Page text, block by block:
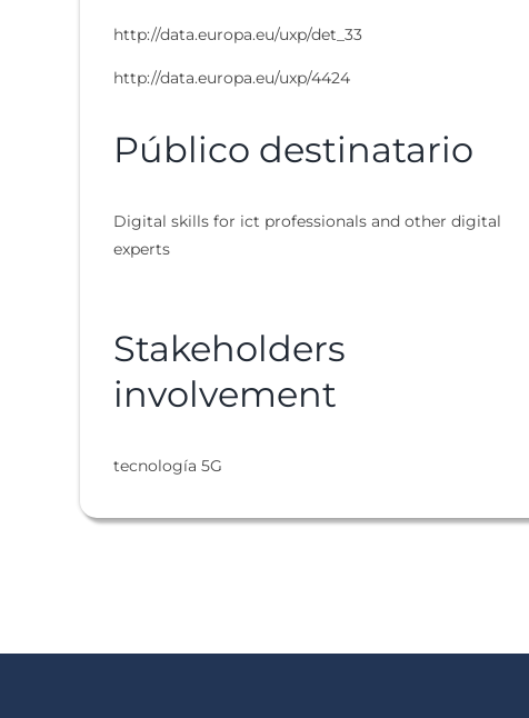
http://data.europa.eu/uxp/det_33
http://data.europa.eu/uxp/4424
Público destinatario
Digital skills for ict professionals and other digital
experts
Stakeholders
involvement
tecnología 5G